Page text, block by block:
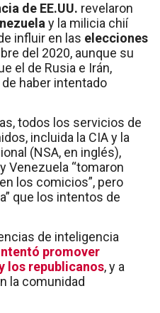
de EE.UU. revelaron
y la milicia chií
influir en las elecciones
del 2020, aunque su
el de Rusia e Irán,
haber intentado
todos los servicios de
incluida la CIA y la
(NSA, en inglés),
Venezuela “tomaron
los comicios”, pero
que los intentos de
de inteligencia
promover
los republicanos, y a
la comunidad